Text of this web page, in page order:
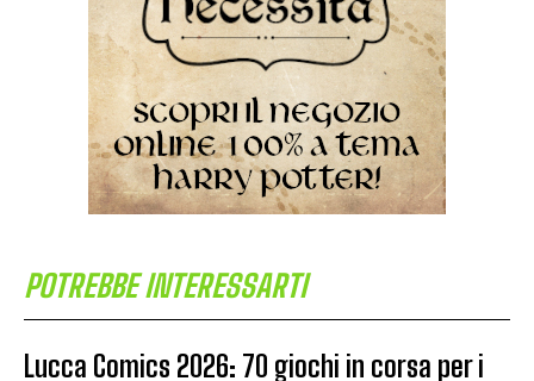
POTREBBE INTERESSARTI
Lucca Comics 2026: 70 giochi in corsa per i